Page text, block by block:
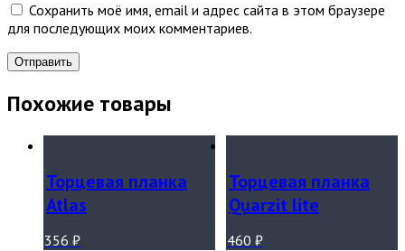
Сохранить моё имя, email и адрес сайта в этом браузере
для последующих моих комментариев.
Похожие товары
Торцевая планка
Atlas
356 ₽
Торцевая планка
Quarzit lite
460 ₽